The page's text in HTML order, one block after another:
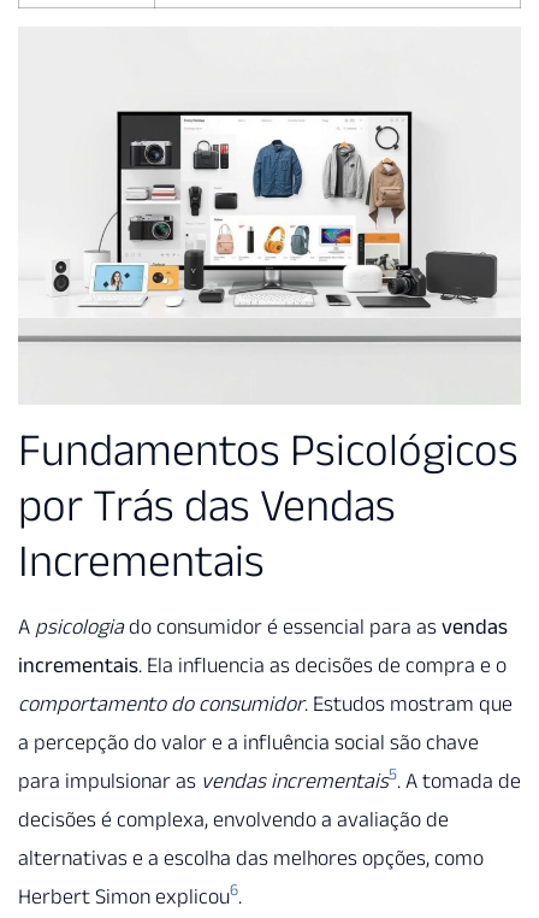
Fundamentos Psicológicos
por Trás das Vendas
Incrementais
A psicologiado consumidor é essencial para as vendas
incrementais. Ela influencia as decisões de compra e o
comportamento do consumidor. Estudos mostram que
a percepção do valor e a influência social são chave
para impulsionar as vendas incrementais5. A tomada de
decisões é complexa, envolvendo a avaliação de
alternativas e a escolha das melhores opções, como
Herbert Simon explicou6.